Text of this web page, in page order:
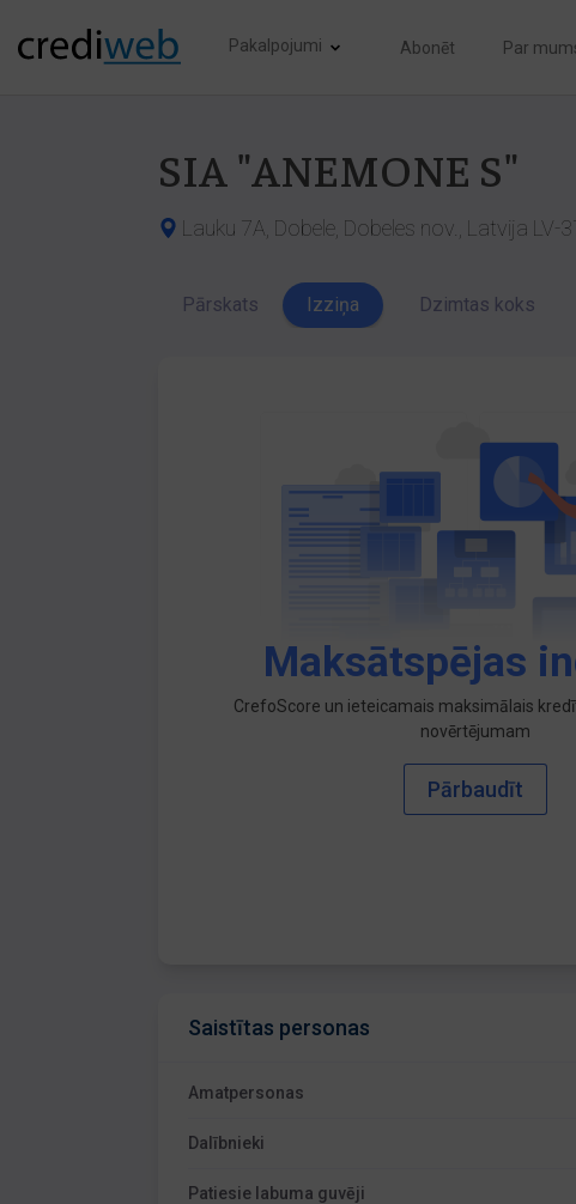
Pakalpojumi Abonēt Par
SIA "ANEMONE S"
Lauku 7A, Dobele, Dobeles nov., Latvija LV-
Pārskats Izziņa Dzimtas koks
Maksātspējas
CrefoScore un ieteicamais maksimālais
novērtējumam
Pārbaudīt
Saistītas personas
Amatpersonas
Dalībnieki
Patiesie labuma guvēji